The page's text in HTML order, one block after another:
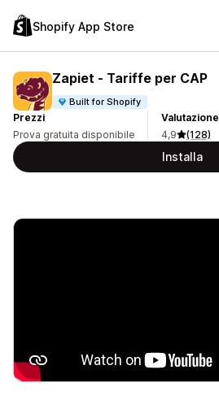
Shopify App Store
Zapiet ‑ Tariffe per CAP
Built for Shopify
Prezzi
Prova gratuita disponibile
Valutazione
4,9
(128)
Installa